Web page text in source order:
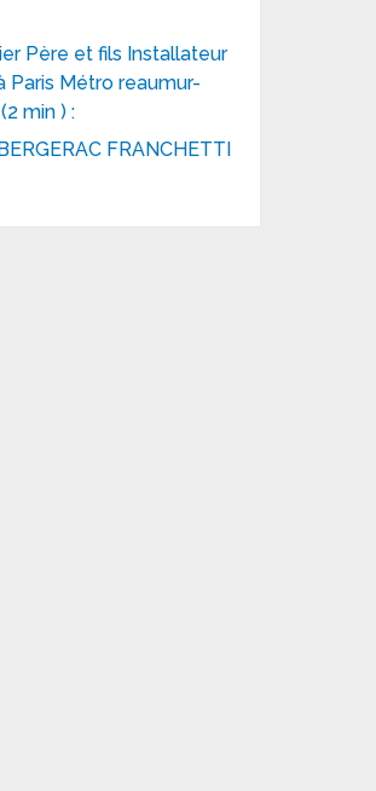
Père et fils Installateur
Paris Métro reaumur-
min ) :
FRANCHETTI